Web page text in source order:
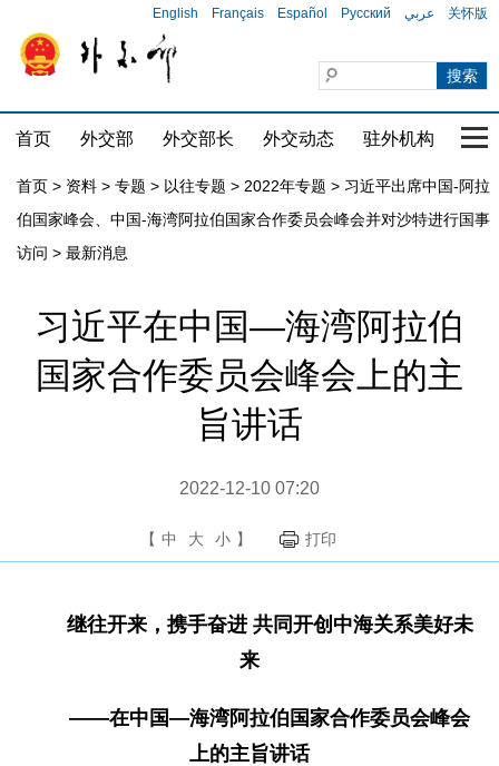
English Français Español Русский عربي 关怀版
首页 外交部 外交部长 外交动态 驻外机构 国
首页 > 资料 > 专题 > 以往专题 > 2022年专题 > 习近平出席中国-阿拉
伯国家峰会、中国-海湾阿拉伯国家合作委员会峰会并对沙特进行国事
访问 > 最新消息
习近平在中国—海湾阿拉伯
国家合作委员会峰会上的主
旨讲话
2022-12-10 07:20
【 中 大 小 】 打印
继往开来，携手奋进 共同开创中海关系美好未
来
——在中国—海湾阿拉伯国家合作委员会峰会
上的主旨讲话